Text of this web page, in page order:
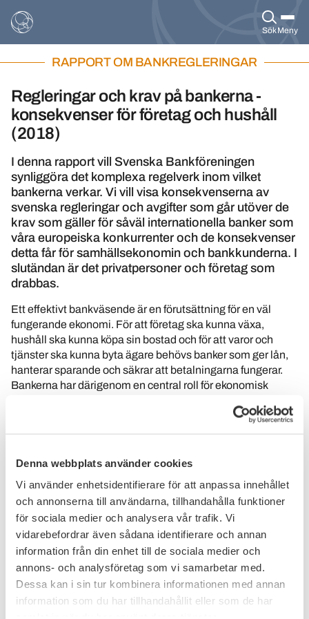
Denna webbplats använder cookies
Vi använder enhetsidentifierare för att anpassa innehållet
och annonserna till användarna, tillhandahålla funktioner
för sociala medier och analysera vår trafik. Vi
vidarebefordrar även sådana identifierare och annan
information från din enhet till de sociala medier och
annons- och analysföretag som vi samarbetar med.
Dessa kan i sin tur kombinera informationen med annan
information som du har tillhandahållit eller som de har
SökMeny
RAPPORT OM BANKREGLERINGAR
Regleringar och krav på bankerna -
konsekvenser för företag och hushåll
(2018)
I denna rapport vill Svenska Bankföreningen
synliggöra det komplexa regelverk inom vilket
bankerna verkar. Vi vill visa konsekvenserna av
svenska regleringar och avgifter som går utöver de
krav som gäller för såväl internationella banker som
våra europeiska konkurrenter och de konsekvenser
detta får för samhällsekonomin och bankkunderna. I
slutändan är det privatpersoner och företag som
drabbas.
Ett effektivt bankväsende är en förutsättning för en väl
fungerande ekonomi. För att företag ska kunna växa,
hushåll ska kunna köpa sin bostad och för att varor och
tjänster ska kunna byta ägare behövs banker som ger lån,
hanterar sparande och säkrar att betalningarna fungerar.
Bankerna har därigenom en central roll för ekonomisk
Därför är det viktigt för samhällsekonomin att
Vikten av stabila och säkra banker blev extra tydlig under
ﬁnanskrisen 2008 då många länders ekonomier skadades
allvarligt av att deras banker gjorde stora förluster. Efter
ﬁnanskrisen beslutades därför om många åtgärder för att
skapa ett mer robust och motståndskraftigt banksystem,
något som Bankföreningen och våra medlemsbanker i
grunden välkomnar. I jämförelse med många andra länder
är de svenska bankerna välskötta, stabila och väl
kapitaliserade. Den svenska statens agerade för att skydda